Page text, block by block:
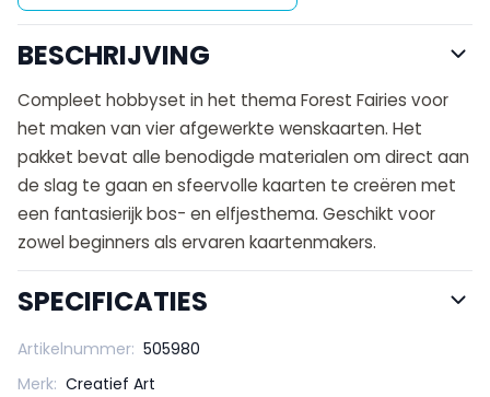
BESCHRIJVING
Compleet hobbyset in het thema Forest Fairies voor
het maken van vier afgewerkte wenskaarten. Het
pakket bevat alle benodigde materialen om direct aan
de slag te gaan en sfeervolle kaarten te creëren met
een fantasierijk bos- en elfjesthema. Geschikt voor
zowel beginners als ervaren kaartenmakers.
SPECIFICATIES
Artikelnummer: 505980
Merk: Creatief Art